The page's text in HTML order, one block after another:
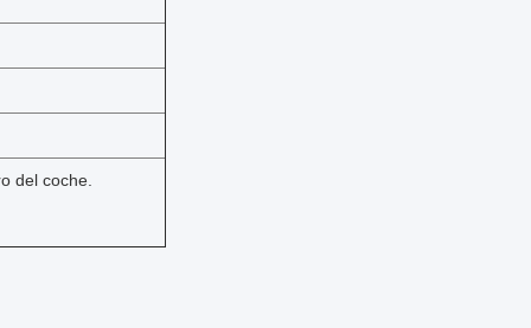
del coche.